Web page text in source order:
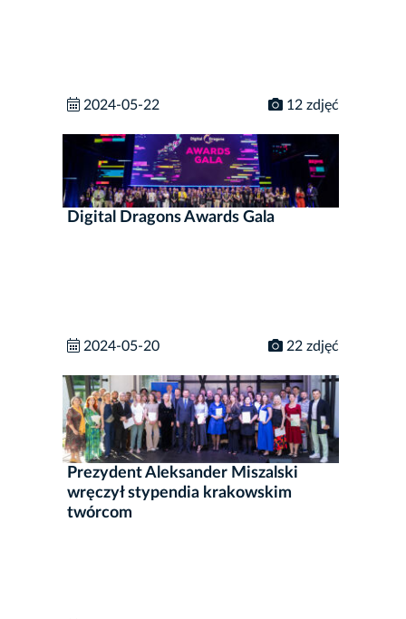
2024-05-22 12 zdjęć
Digital Dragons Awards Gala
2024-05-20 22 zdjęć
Prezydent Aleksander Miszalski
wręczył stypendia krakowskim
twórcom